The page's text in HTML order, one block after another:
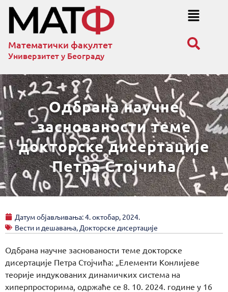
Математички факултет
Универзитет у Београду
Одбрана научне
заснованости теме
докторске дисертације
Петра Стојчића
Датум објављивања:4. октобар, 2024.
Вести и дешавања, Докторске дисертације
Одбрана научне заснованости теме докторске
дисертације Петра Стојчића: „Елементи Конлијеве
теорије индукованих динамичких система на
хиперпросторима, одржаће се 8. 10. 2024. године у 16